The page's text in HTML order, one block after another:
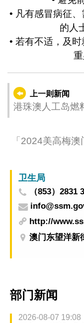
• 凡有感冒病征
的人
• 若有不适，及
上一则新闻
港珠澳人工岛燃
「2024美高梅
卫生局
（853）2831
http://
澳门东望洋新
部门新闻
2026-08-07 19:08